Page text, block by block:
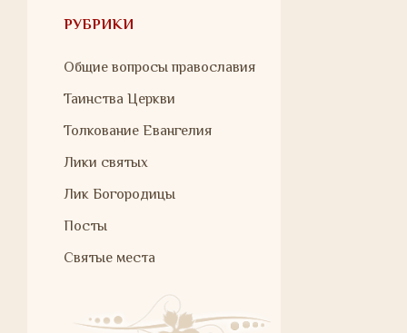
РУБРИКИ
Общие вопросы православия
Таинства Церкви
Толкование Евангелия
Лики святых
Лик Богородицы
Посты
Святые места